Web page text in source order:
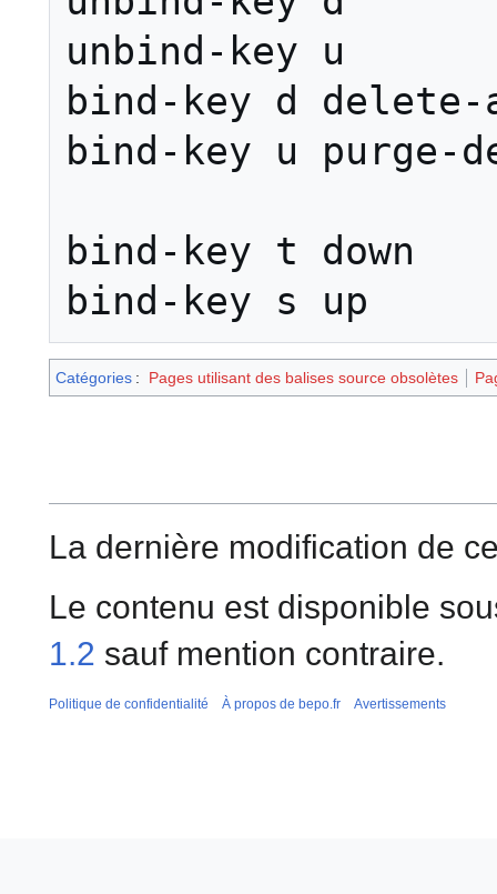
unbind-key u
bind-key d
bind-key u purge-
bind-key t down
bind-key s up
Catégories : Pages utilisant des balises source obsolètes
La dernière modification de
Le contenu est disponible
1.2 sauf mention contraire.
Politique de confidentialité À propos de bepo.fr Avertissements